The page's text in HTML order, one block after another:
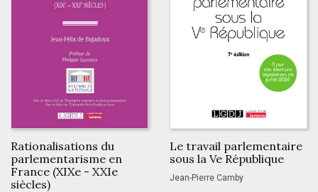
Rationalisations du
parlementarisme en
France (XIXe - XXIe
siècles)
Le travail parlementaire
sous la Ve République
Jean-Pierre Camby